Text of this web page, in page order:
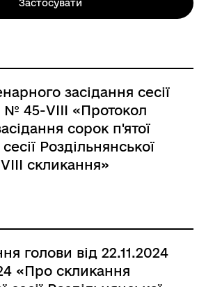
засідання сесії
№ 45-VIII «Протокол
сорок п'ятої
Роздільнянської
скликання»
голови від 22.11.2024
«Про скликання
Застосувати